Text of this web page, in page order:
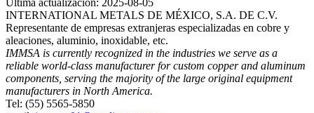
INTERNATIONAL METALS DE MÉXICO, S.A. DE C.V.
Representante de empresas extranjeras especializadas en cobre y
aleaciones, aluminio, inoxidable, etc.
IMMSA is currently recognized in the industries we serve as a
reliable world-class manufacturer for custom copper and aluminum
components, serving the majority of the large original equipment
manufacturers in North America.
Tel: (55) 5565-5850